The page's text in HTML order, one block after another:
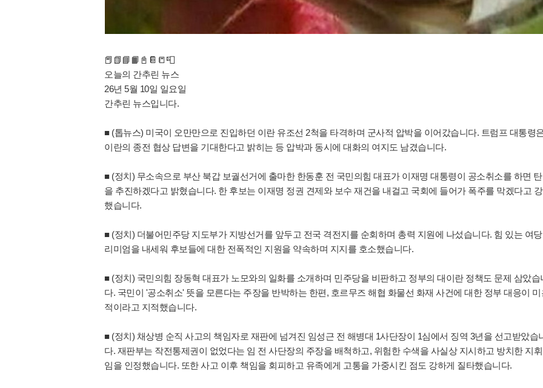
📕📗📘📙📓📔📒📮
오늘의 간추린 뉴스
26년 5월 10일 일요일
간추린 뉴스입니다.
■ (톱뉴스) 미국이 오만만으로 진입하던 이란 유조선 2척을 타격하며 군사적 압박을 이어갔습니다. 트럼프 대통령
이란의 종전 협상 답변을 기대한다고 밝히는 등 압박과 동시에 대화의 여지도 남겼습니다.
■ (정치) 무소속으로 부산 북갑 보궐선거에 출마한 한동훈 전 국민의힘 대표가 이재명 대통령이 공소취소를 하면
을 추진하겠다고 밝혔습니다. 한 후보는 이재명 정권 견제와 보수 재건을 내걸고 국회에 들어가 폭주를 막겠다고
했습니다.
■ (정치) 더불어민주당 지도부가 지방선거를 앞두고 전국 격전지를 순회하며 총력 지원에 나섰습니다. 힘 있는 여
리미엄을 내세워 후보들에 대한 전폭적인 지원을 약속하며 지지를 호소했습니다.
■ (정치) 국민의힘 장동혁 대표가 노모와의 일화를 소개하며 민주당을 비판하고 정부의 대이란 정책도 문제 삼았습
다. 국민이 '공소취소' 뜻을 모른다는 주장을 반박하는 한편, 호르무즈 해협 화물선 화재 사건에 대한 정부 대응이 미
적이라고 지적했습니다.
■ (정치) 채상병 순직 사고의 책임자로 재판에 넘겨진 임성근 전 해병대 1사단장이 1심에서 징역 3년을 선고받았습
다. 재판부는 작전통제권이 없었다는 임 전 사단장의 주장을 배척하고, 위험한 수색을 사실상 지시하고 방치한 지
임을 인정했습니다. 또한 사고 이후 책임을 회피하고 유족에게 고통을 가중시킨 점도 강하게 질타했습니다.